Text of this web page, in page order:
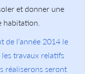
et donner une
habitation.
de l’année 2014 le
travaux relatifs
réaliserons seront